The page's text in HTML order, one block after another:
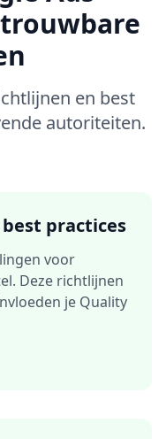
en best
autoriteiten.
practices
voor
. Deze richtlijnen
je Quality